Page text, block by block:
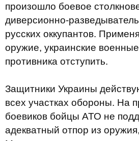
произошло боевое
диверсионно-
русских оккупантов.
оружие, украинские
противника отступить.
Защитники Украины
всех участках обороны. На
боевиков бойцы АТО не
адекватный отпор из